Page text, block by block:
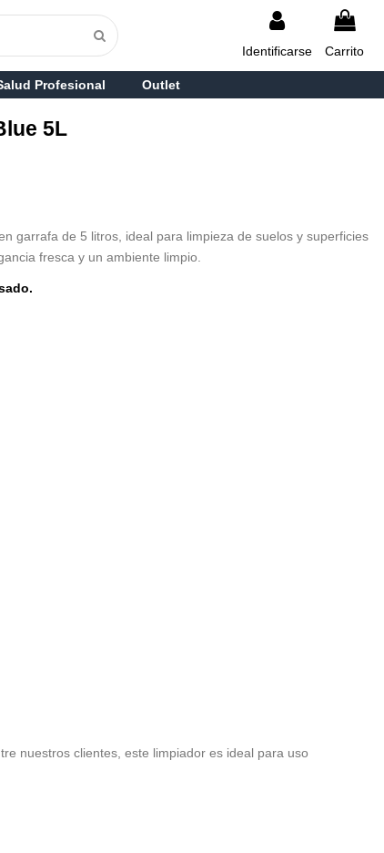
Identificarse Carrito
Profesional Outlet
5L
garrafa de 5 litros, ideal para limpieza de suelos y superficies
fresca y un ambiente limpio.
nuestros clientes, este limpiador es ideal para uso